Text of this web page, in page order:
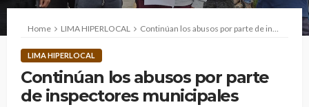
Home LIMA HIPERLOCAL Continúan los abusos por parte de inspectores municipales
LIMA HIPERLOCAL
Continúan los abusos por parte
de inspectores municipales